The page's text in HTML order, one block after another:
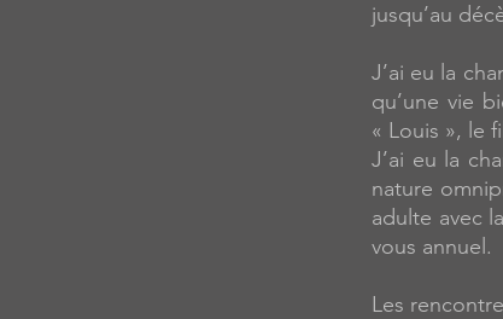
jusqu’au
J’ai eu la
qu’une vie
« Louis », le
J’ai eu la
nature
adulte avec
vous annuel.
Les